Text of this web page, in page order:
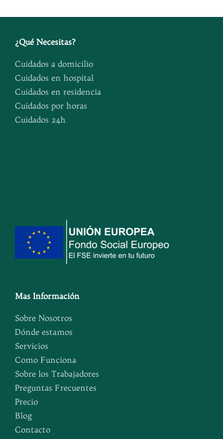
¿Qué Necesitas?
Cuidados a domicilio
Cuidados en hospital
Cuidados en residencia
Cuidados por horas
Cuidados 24h
Mas Información
Sobre Nosotros
Dónde estamos
Servicios
Como Funciona
Sobre los Trabajadores
Preguntas Frecuentes
Precio
Blog
Contacto